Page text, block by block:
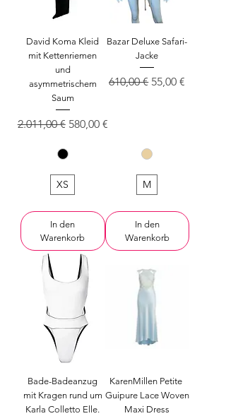
David Koma Kleid
mit Kettenriemen
und
asymmetrischem
Saum
Standardpreis
2.011,00 € Sale-Preis
580,00 €
XS
In den
Warenkorb
Bazar Deluxe Safari-
Jacke
Standardpreis
610,00 € Sale-Preis
55,00 €
M
In den
Warenkorb
Bade-Badeanzug
mit Kragen rund um
Karla Colletto Elle.
KarenMillen Petite
Guipure Lace Woven
Maxi Dress